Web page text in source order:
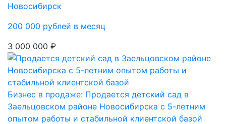
Новосибирск
200 000 рублей в месяц
3 000 000 ₽
Бизнес в продаже: Продается детский сад в
Заельцовском районе Новосибирска с 5-летним
опытом работы и стабильной клиентской базой